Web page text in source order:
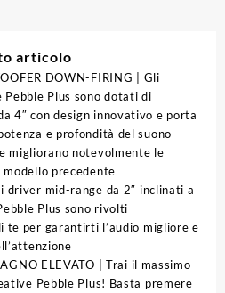
articolo
DOWN-FIRING | Gli
Plus sono dotati di
4″ con design innovativo e porta
e profondità del suono
migliorano notevolmente le
precedente
driver mid-range da 2″ inclinati a
Plus sono rivolti
te per garantirti l’audio migliore e
ELEVATO | Trai il massimo
Pebble Plus! Basta premere